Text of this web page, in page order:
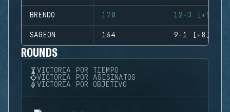
BRENDO 170 12-3 (+9)
SAGEON 164 9-1 (+8)
ROUNDS
VICTORIA POR TIEMPO
VICTORIA POR ASESINATOS
VICTORIA POR OBJETIVO